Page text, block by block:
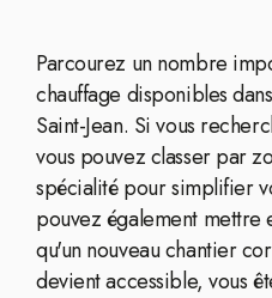
Parcourez un nombre
chauffage disponibles
Saint-Jean. Si vous
vous pouvez classer par
spécialité pour simplifier
pouvez également mettre
qu'un nouveau chantier
devient accessible, vous